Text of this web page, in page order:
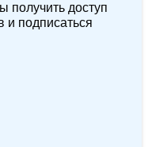
получить доступ
и подписаться